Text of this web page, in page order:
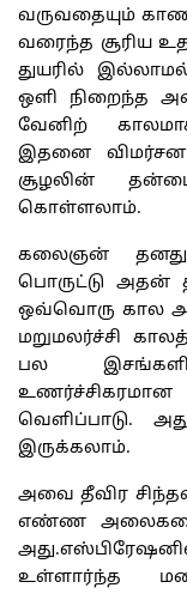
வருவதையும் காண
வரைந்த சூரிய
துயரில்
ஒளி நிறைந்த
வேனிற்
இதனை
சூழலின்
கொள்ளலாம்.
கலைஞன் தனது
பொருட்டு அதன்
ஒவ்வொரு கால
மறுமலர்ச்சி
பல
வெளிப்பாடு.
இருக்கலாம்.
அவை தீவிர
எண்ண
உள்ளார்ந்த